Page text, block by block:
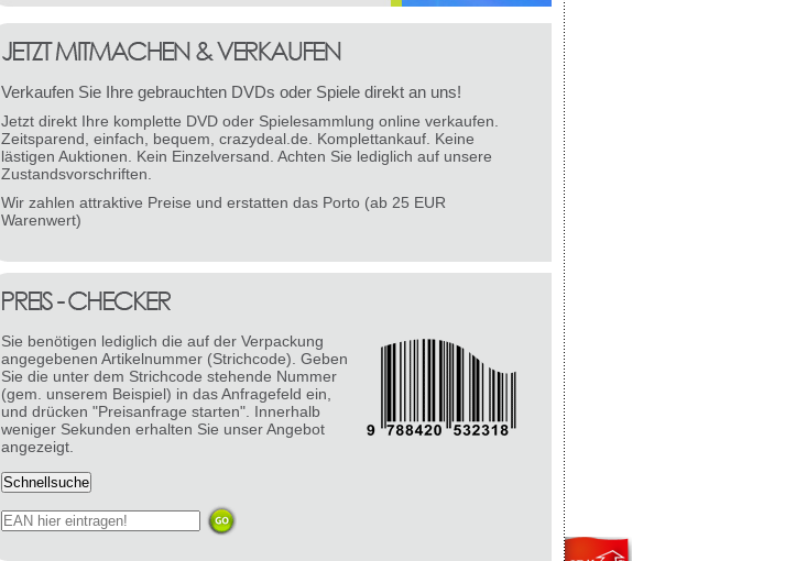
Verkaufen Sie Ihre gebrauchten DVDs oder Spiele direkt an uns!
Jetzt direkt Ihre komplette DVD oder Spielesammlung online verkaufen.
Zeitsparend, einfach, bequem, crazydeal.de. Komplettankauf. Keine
lästigen Auktionen. Kein Einzelversand. Achten Sie lediglich auf unsere
Zustandsvorschriften.
Wir zahlen attraktive Preise und erstatten das Porto (ab 25 EUR
Warenwert)
Sie benötigen lediglich die auf der Verpackung
angegebenen Artikelnummer (Strichcode). Geben
Sie die unter dem Strichcode stehende Nummer
(gem. unserem Beispiel) in das Anfragefeld ein,
und drücken "Preisanfrage starten". Innerhalb
weniger Sekunden erhalten Sie unser Angebot
angezeigt.